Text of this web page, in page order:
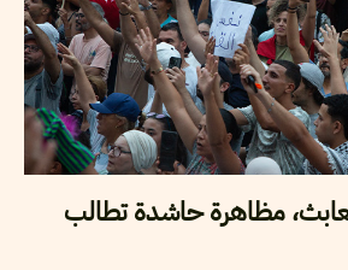
مظاهرة حاشدة تطالب